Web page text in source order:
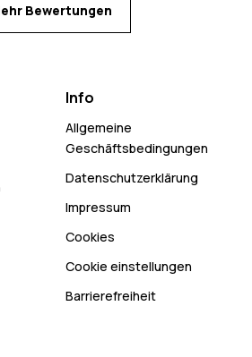
Bewertungen
Info
Allgemeine
Geschäftsbedingungen
Datenschutzerklärung
Impressum
Cookies
Cookie einstellungen
Barrierefreiheit